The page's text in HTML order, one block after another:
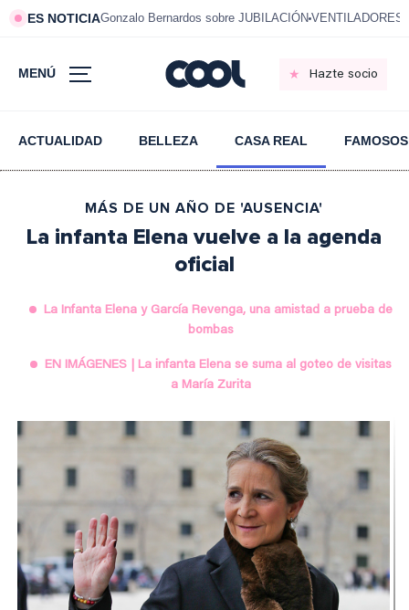
ES NOTICIAGonzalo Bernardos sobre JUBILACIÓN VENTILADORES
MENÚ Hazte socio
ACTUALIDAD BELLEZA CASA REAL FAMOSOS
MÁS DE UN AÑO DE 'AUSENCIA'
La infanta Elena vuelve a la agenda
oficial
La Infanta Elena y García Revenga, una amistad a prueba de
bombas
EN IMÁGENES | La infanta Elena se suma al goteo de visitas
a María Zurita